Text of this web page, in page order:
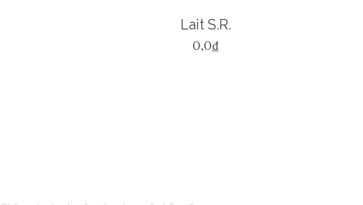
Lait S.R.
0,0₫